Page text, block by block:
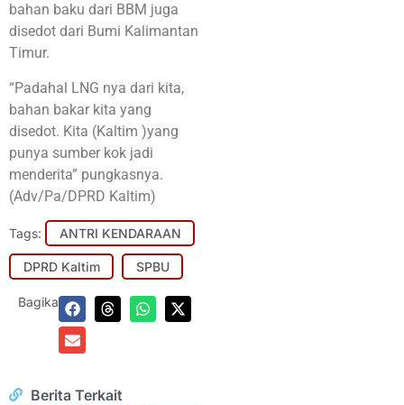
bahan baku dari BBM juga
disedot dari Bumi Kalimantan
Timur.
“Padahal LNG nya dari kita,
bahan bakar kita yang
disedot. Kita (Kaltim )yang
punya sumber kok jadi
menderita” pungkasnya.
(Adv/Pa/DPRD Kaltim)
Tags: ANTRI KENDARAAN
DPRD Kaltim SPBU
Bagikan:
Berita Terkait